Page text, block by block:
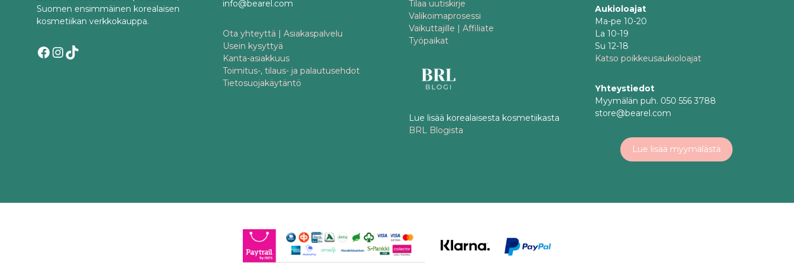
Suomen ensimmäinen korealaisen
kosmetiikan verkkokauppa.
Facebook
Instagram
TikTok
info@bearel.com
Ota yhteyttä | Asiakaspalvelu
Usein kysyttyä
Kanta-asiakkuus
Toimitus-, tilaus- ja palautusehdot
Tietosuojakäytäntö
Tilaa uutiskirje
Valikoimaprosessi
Vaikuttajille | Affiliate
Työpaikat
Lue lisää korealaisesta kosmetiikasta
BRL Blogista
Aukioloajat
Ma-pe 10-20
La 10-19
Su 12-18
Katso poikkeusaukioloajat
Yhteystiedot
Myymälän puh. 050 556 3788
store@bearel.com
Lue lisää myymälästä